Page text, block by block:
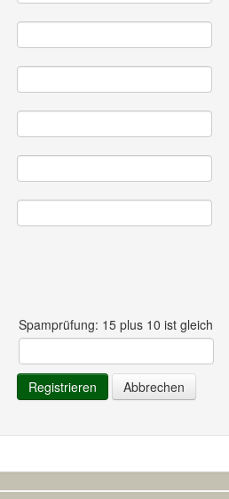
Spamprüfung: 15 plus 10 ist gleich
Registrieren Abbrechen